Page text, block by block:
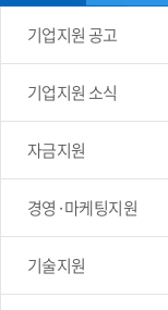
기업지원 공고
기업지원 소식
자금지원
경영·마케팅지원
기술지원